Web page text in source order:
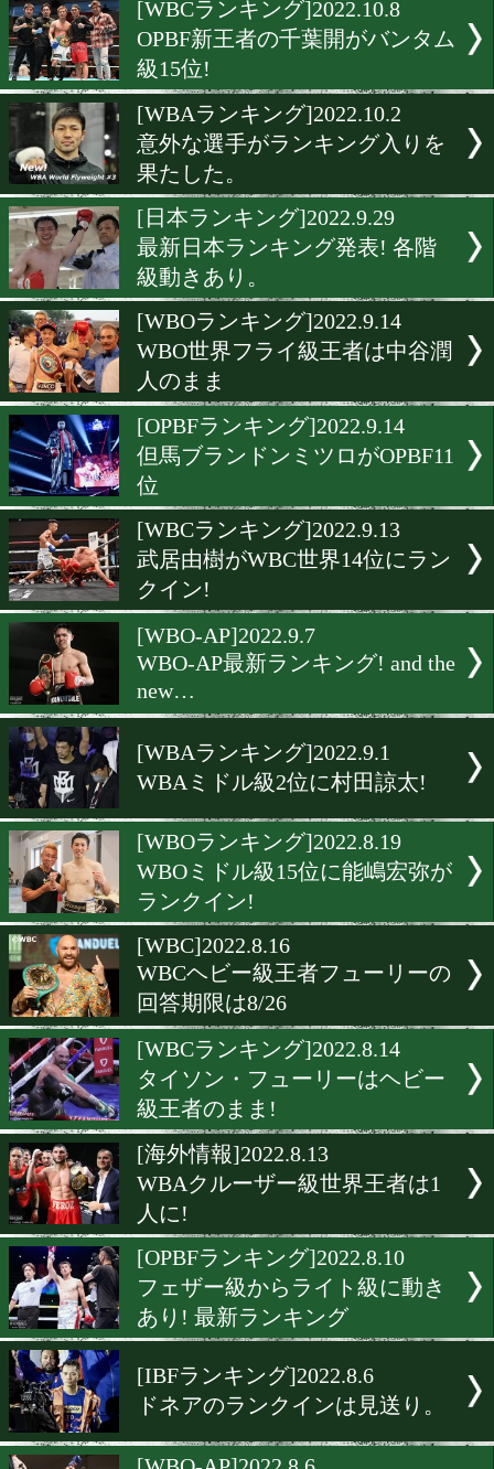
WBO-APランキング更新
[OPBFランキング
OPBF最新ランキング発表!
向けて動きあり!
[WBCランキング]2022.10.8
OPBF新王者の千葉開がバ
級15位!
[WBAランキング]2022.10.2
意外な選手がランキング入
果たした。
[日本ランキング]2022.9.29
最新日本ランキング発表!
級動きあり。
[WBOランキング]2022.9.14
WBO世界フライ級王者は
人のまま
[OPBFランキング]2022.9.14
但馬ブランドンミツロが
位
[WBCランキング]2022.9.13
武居由樹がWBC世界14位
クイン!
[WBO-AP]2022.9.7
WBO-AP最新ランキング!
new…
[WBAランキング]2022.9.1
WBAミドル級2位に村田諒
[WBOランキング]2022.8.19
WBOミドル級15位に能嶋
ランクイン!
[WBC]2022.8.16
WBCヘビー級王者フュー
回答期限は8/26